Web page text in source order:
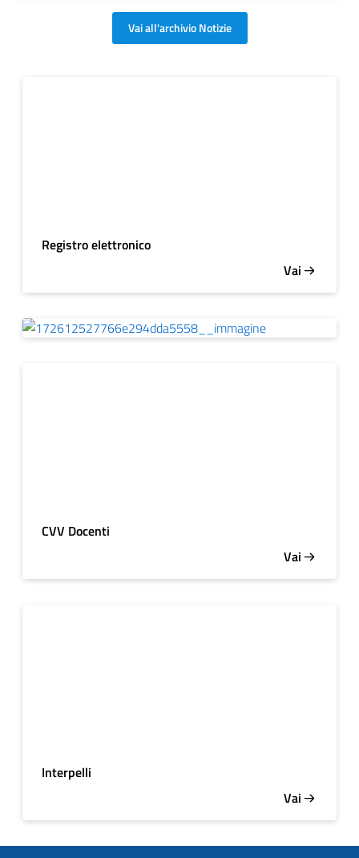
Vai all'archivio Notizie
Registro elettronico
Vai
CVV Docenti
Vai
Interpelli
Vai